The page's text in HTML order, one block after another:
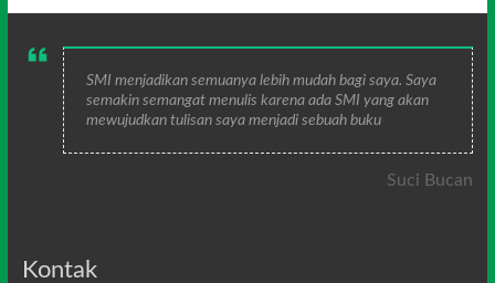
SMI menjadikan semuanya lebih mudah bagi saya. Saya
semakin semangat menulis karena ada SMI yang akan
mewujudkan tulisan saya menjadi sebuah buku
Suci Bucan
Kontak